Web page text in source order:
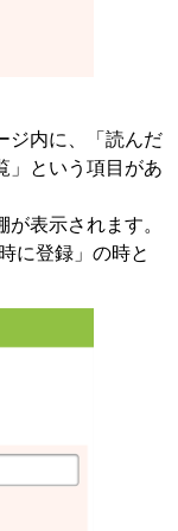
ジ内に、「読んだ
」という項目があ
表示されます。
に登録」の時と